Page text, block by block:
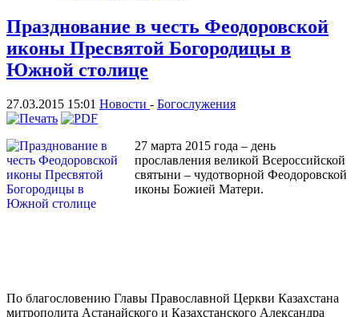
Празднование в честь Феодоровской
иконы Пресвятой Богородицы в
Южной столице
27.03.2015 15:01 Новости - Богослужения
27 марта 2015 года – день
прославления великой Всероссийской
святыни – чудотворной Феодоровской
иконы Божией Матери.
По благословению Главы Православной Церкви Казахстана
митрополита Астанайского и Казахстанского Александра